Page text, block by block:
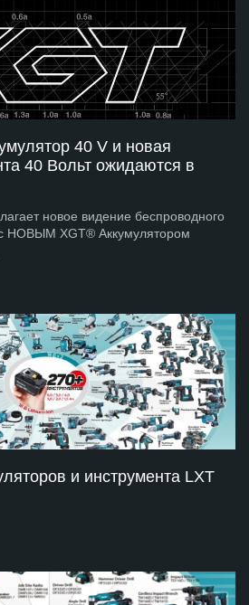
40 V и новая
40 Вольт ожидаются в
новое видение беспроводного
НОВЫМ XGT® Аккумулятором
и инструмента LXT